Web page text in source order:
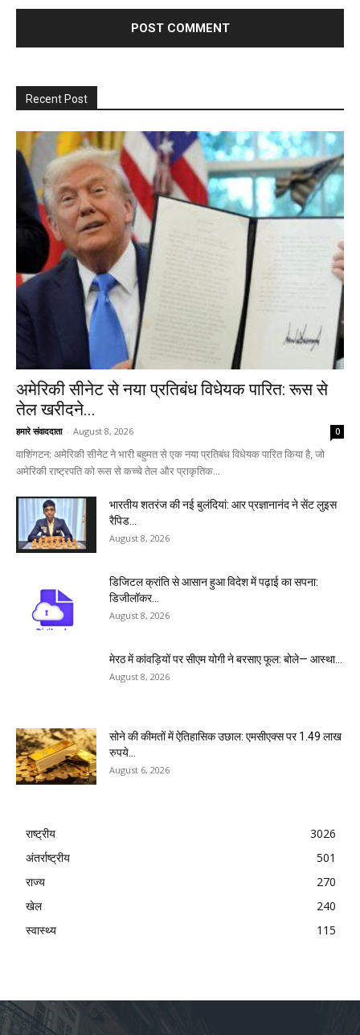
Recent Post
अमेरिकी सीनेट से नया प्रतिबंध विधेयक पारित: रूस से
तेल खरीदने...
हमारे संवाददाता - August 8, 2026 0
वाशिंगटन: अमेरिकी सीनेट ने भारी बहुमत से एक नया प्रतिबंध विधेयक पारित किया है, जो
अमेरिकी राष्ट्रपति को रूस से कच्चे तेल और प्राकृतिक...
भारतीय शतरंज की नई बुलंदियां: आर प्रज्ञानानंद ने सेंट लुइस
रैपिड...
August 8, 2026
डिजिटल क्रांति से आसान हुआ विदेश में पढ़ाई का सपना:
डिजीलॉकर...
August 8, 2026
मेरठ में कांवड़ियों पर सीएम योगी ने बरसाए फूल: बोले— आस्था...
August 8, 2026
सोने की कीमतों में ऐतिहासिक उछाल: एमसीएक्स पर 1.49 लाख
रुपये...
August 6, 2026
राष्ट्रीय
3026
अंतर्राष्ट्रीय
501
राज्य
270
खेल
240
स्वास्थ्य
115